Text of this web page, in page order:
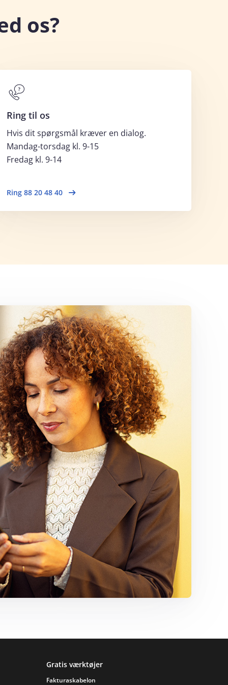
os?
Ring til os
Hvis dit spørgsmål kræver en dialog.
Mandag-torsdag kl. 9-15
Fredag kl. 9-14
Ring 88 20 48 40
Gratis værktøjer
Fakturaskabelon